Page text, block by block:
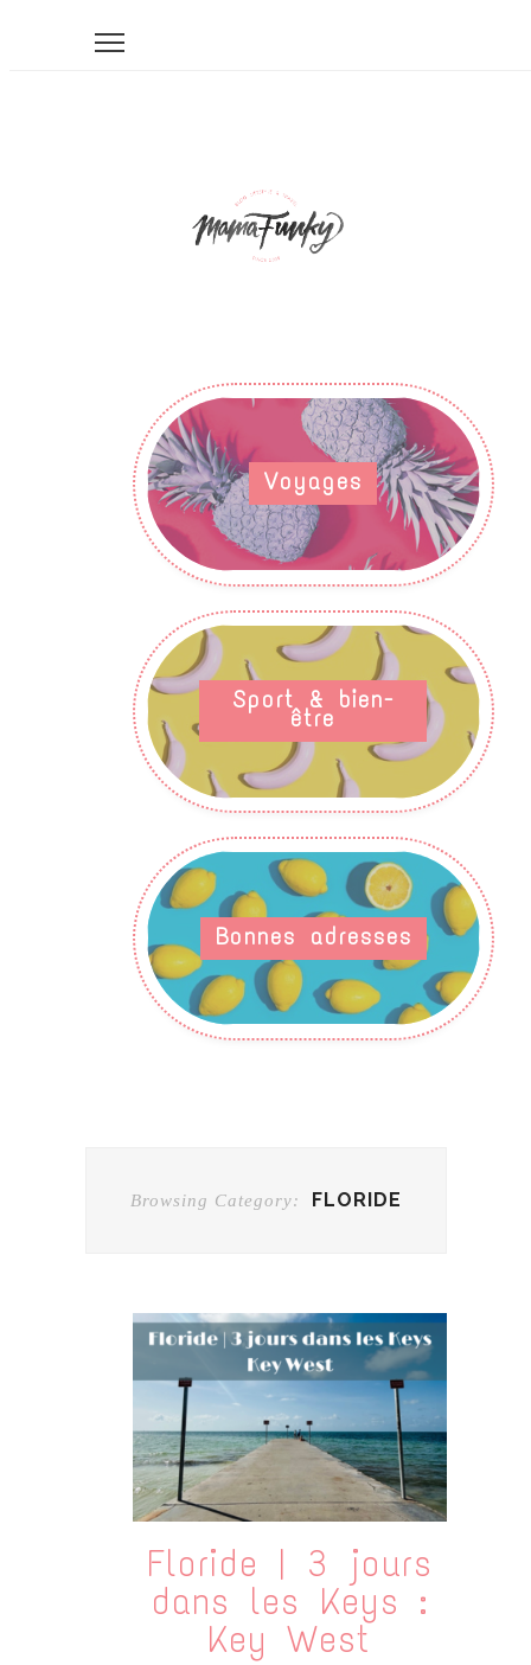
Voyages
Sport & bien-
être
Bonnes adresses
Browsing Category: FLORIDE
Floride | 3 jours
dans les Keys :
Key West